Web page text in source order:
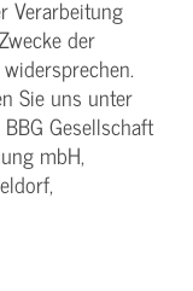
Verarbeitung
der
Sie uns unter
Gesellschaft
mbH,